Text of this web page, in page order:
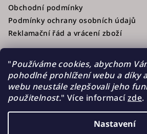
"Používáme cookies, abychom
pohodlné prohlížení webu a díky
webu neustále zlepšovali jeho
použitelnost."Více informacízde.
Nastavení
Obchodní podmínky
Podmínky ochrany osobních údajů
Reklamační řád a vrácení zboží
Přijímáme online platby